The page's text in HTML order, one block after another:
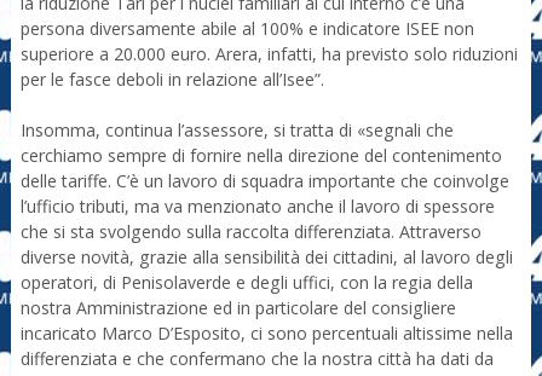
persona diversamente abile al 100% e indicatore ISEE non
superiore a 20.000 euro. Arera, infatti, ha previsto solo riduzioni
per le fasce deboli in relazione all’Isee”.
Insomma, continua l’assessore, si tratta di «segnali che
cerchiamo sempre di fornire nella direzione del contenimento
delle tariffe. C’è un lavoro di squadra importante che coinvolge
l’ufficio tributi, ma va menzionato anche il lavoro di spessore
che si sta svolgendo sulla raccolta differenziata. Attraverso
diverse novità, grazie alla sensibilità dei cittadini, al lavoro degli
operatori, di Penisolaverde e degli uffici, con la regia della
nostra Amministrazione ed in particolare del consigliere
incaricato Marco D’Esposito, ci sono percentuali altissime nella
differenziata e che confermano che la nostra città ha dati da